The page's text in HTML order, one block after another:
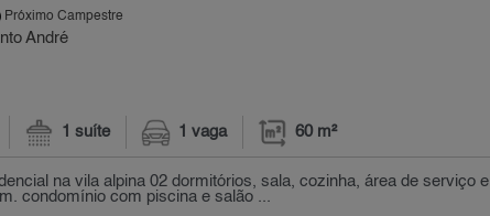
Próximo Campestre
André
1 suíte 1 vaga 60 m²
na vila alpina 02 dormitórios, sala, cozinha, área de serviço e
condomínio com piscina e salão ...